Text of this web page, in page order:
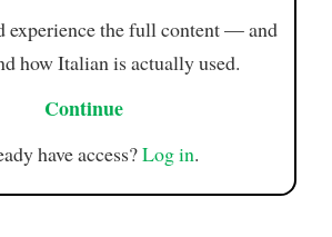
experience the full content — and
how Italian is actually used.
Continue
have access?Log in.